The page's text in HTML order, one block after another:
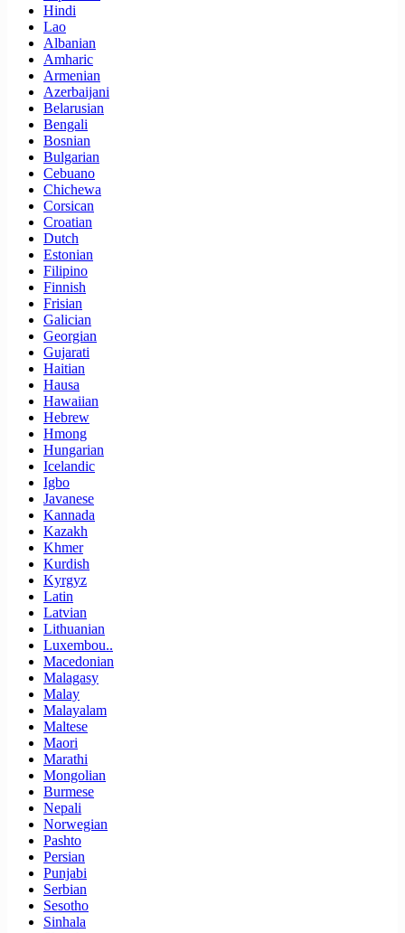
Hindi
Lao
Albanian
Amharic
Armenian
Azerbaijani
Belarusian
Bengali
Bosnian
Bulgarian
Cebuano
Chichewa
Corsican
Croatian
Dutch
Estonian
Filipino
Finnish
Frisian
Galician
Georgian
Gujarati
Haitian
Hausa
Hawaiian
Hebrew
Hmong
Hungarian
Icelandic
Igbo
Javanese
Kannada
Kazakh
Khmer
Kurdish
Kyrgyz
Latin
Latvian
Lithuanian
Luxembou..
Macedonian
Malagasy
Malay
Malayalam
Maltese
Maori
Marathi
Mongolian
Burmese
Nepali
Norwegian
Pashto
Persian
Punjabi
Serbian
Sesotho
Sinhala